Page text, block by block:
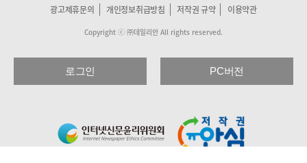
광고제휴문의 개인정보취급방침 저작권 규약 이용약관
Copyright ⓒ ㈜데일리안 All rights reserved.
로그인 PC버전